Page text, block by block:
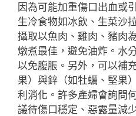
因為可能加重傷口出血或
生冷食物如冰飲、生菜沙
攝取以魚肉、雞肉、豬肉
燉煮最佳，避免油炸。水
以免腹脹。另外，可以補
果）與鋅（如牡蠣、堅果
利消化。許多產婦會詢問
議待傷口穩定、惡露量減